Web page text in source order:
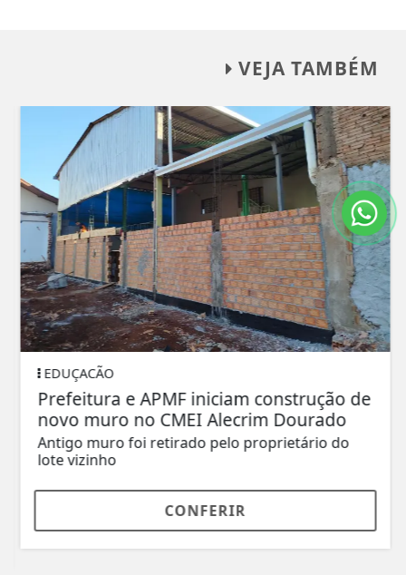
VEJA TAMBÉM
EDUÇACÃO
Prefeitura e APMF iniciam construção de
novo muro no CMEI Alecrim Dourado
Antigo muro foi retirado pelo proprietário do
lote vizinho
CONFERIR